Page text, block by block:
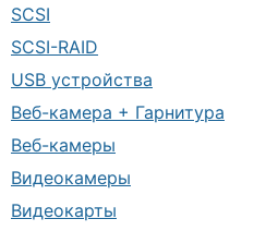
SCSI
SCSI-RAID
USB устройства
Веб-камера + Гарнитура
Веб-камеры
Видеокамеры
Видеокарты